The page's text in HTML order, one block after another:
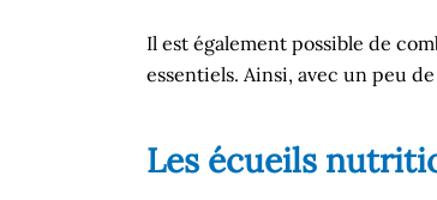
Il est également possible de
essentiels. Ainsi, avec un peu
Les écueils